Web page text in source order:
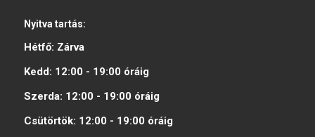
Nyitva tartás:
Hétfő: Zárva
Kedd: 12:00 - 19:00 óráig
Szerda: 12:00 - 19:00 óráig
Csütörtök: 12:00 - 19:00 óráig